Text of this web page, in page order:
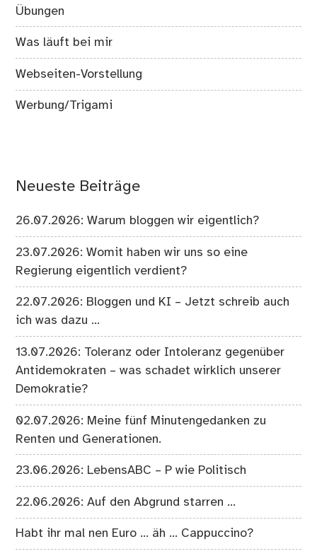
Übungen
Was läuft bei mir
Webseiten-Vorstellung
Werbung/Trigami
Neueste Beiträge
26.07.2026: Warum bloggen wir eigentlich?
23.07.2026: Womit haben wir uns so eine
Regierung eigentlich verdient?
22.07.2026: Bloggen und KI – Jetzt schreib auch
ich was dazu …
13.07.2026: Toleranz oder Intoleranz gegenüber
Antidemokraten – was schadet wirklich unserer
Demokratie?
02.07.2026: Meine fünf Minutengedanken zu
Renten und Generationen.
23.06.2026: LebensABC – P wie Politisch
22.06.2026: Auf den Abgrund starren …
Habt ihr mal nen Euro … äh … Cappuccino?